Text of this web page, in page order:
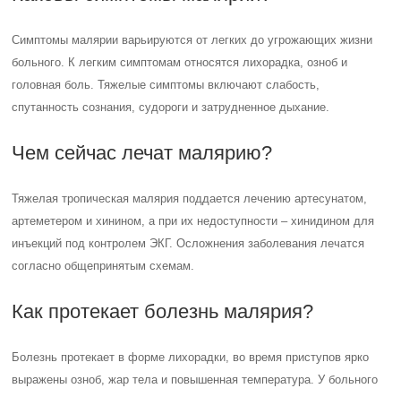
Симптомы малярии варьируются от легких до угрожающих жизни
больного. К легким симптомам относятся лихорадка, озноб и
головная боль. Тяжелые симптомы включают слабость,
спутанность сознания, судороги и затрудненное дыхание.
Чем сейчас лечат малярию?
Тяжелая тропическая малярия поддается лечению артесунатом,
артеметером и хинином, а при их недоступности – хинидином для
инъекций под контролем ЭКГ. Осложнения заболевания лечатся
согласно общепринятым схемам.
Как протекает болезнь малярия?
Болезнь протекает в форме лихорадки, во время приступов ярко
выражены озноб, жар тела и повышенная температура. У больного